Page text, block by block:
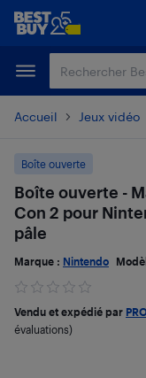
Passer
principal
Passer
Accueil Jeux vidéo
Boîte ouverte
Boîte ouverte -
Con 2 pour
pâle
Marque : Nintendo
Vendu et expédié par
évaluations)